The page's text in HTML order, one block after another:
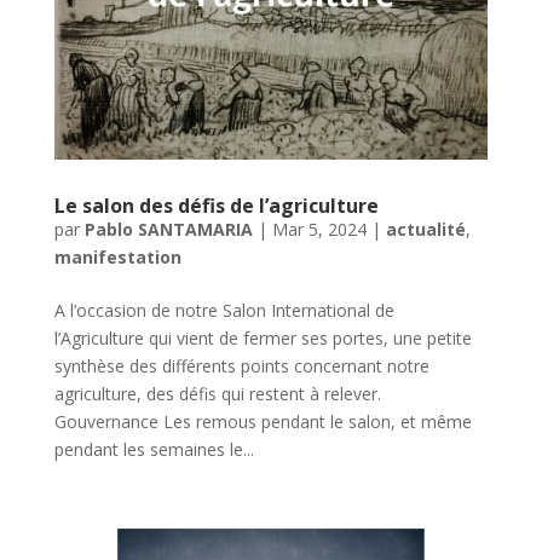
Le salon des défis de l’agriculture
par Pablo SANTAMARIA| Mar 5, 2024| actualité,
manifestation
A l’occasion de notre Salon International de
l’Agriculture qui vient de fermer ses portes, une petite
synthèse des différents points concernant notre
agriculture, des défis qui restent à relever.
Gouvernance Les remous pendant le salon, et même
pendant les semaines le...